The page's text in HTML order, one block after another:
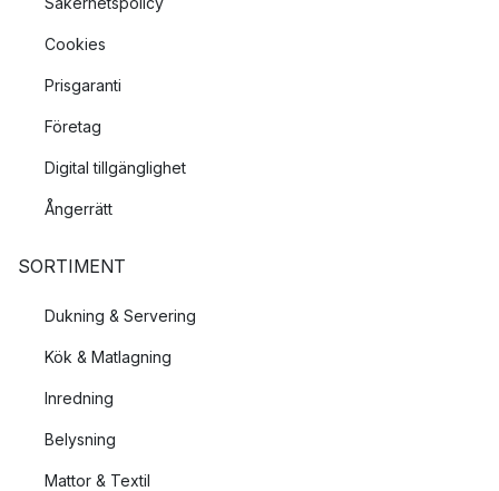
Cookies
Prisgaranti
Företag
Digital tillgänglighet
Ångerrätt
SORTIMENT
Dukning & Servering
Kök & Matlagning
Inredning
Belysning
Mattor & Textil